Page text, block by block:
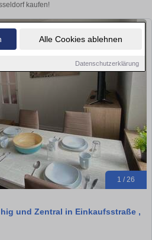
Alle Cookies ablehnen
Datenschutzerklärung
kaufen!
1 / 26
und Zentral in Einkaufsstraße ,